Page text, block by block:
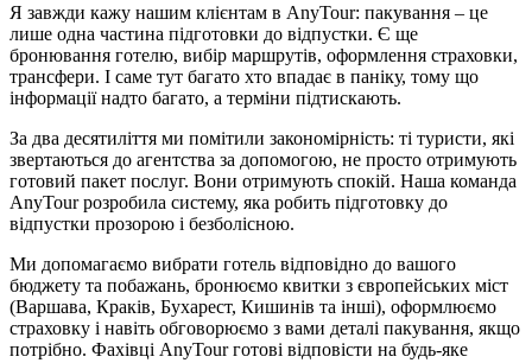
Я завжди кажу нашим клієнтам в AnyTour: пакування – це
лише одна частина підготовки до відпустки. Є ще
бронювання готелю, вибір маршрутів, оформлення страховки,
трансфери. І саме тут багато хто впадає в паніку, тому що
інформації надто багато, а терміни підтискають.
За два десятиліття ми помітили закономірність: ті туристи, які
звертаються до агентства за допомогою, не просто отримують
готовий пакет послуг. Вони отримують спокій. Наша команда
AnyTour розробила систему, яка робить підготовку до
відпустки прозорою і безболісною.
Ми допомагаємо вибрати готель відповідно до вашого
бюджету та побажань, бронюємо квитки з європейських міст
(Варшава, Краків, Бухарест, Кишинів та інші), оформлюємо
страховку і навіть обговорюємо з вами деталі пакування, якщо
потрібно. Фахівці AnyTour готові відповісти на будь-яке